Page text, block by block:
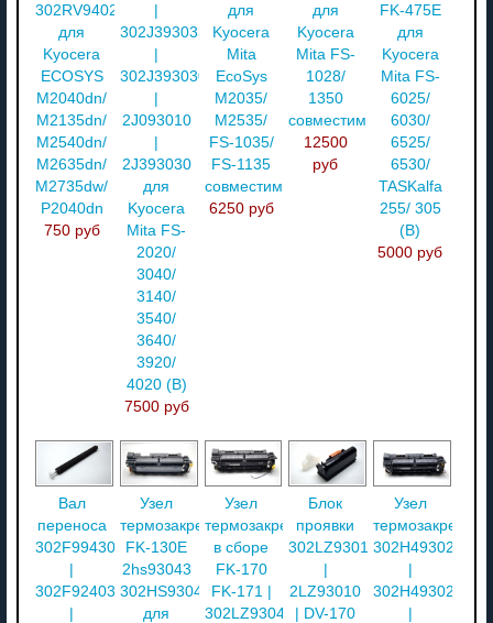
302RV94020
для
Kyocera
ECOSYS
M2040dn/
M2135dn/
M2540dn/
M2635dn/
M2735dw/
P2040dn
750 руб
302J393033
302J393030
2J093010
2J393030
для
Kyocera
Mita FS-
2020/
3040/
3140/
3540/
3640/
3920/
4020 (В)
7500 руб
для
Kyocera
Mita
EcoSys
M2035/
M2535/
FS-1035/
FS-1135
совместимый
6250 руб
для
Kyocera
Mita FS-
1028/
1350
совместимый
12500
руб
FK-475E
для
Kyocera
Mita FS-
6025/
6030/
6525/
6530/
TASKalfa
255/ 305
(В)
5000 руб
Вал
переноса
302F994300
|
302F924030
|
Узел
термозакрепления
FK-130E
2hs93043
302HS93043
для
Узел
термозакрепления
в сборе
FK-170
FK-171 |
302LZ93041
Блок
проявки
302LZ93010
|
2LZ93010
| DV-170
Узел
302H493023
|
302H493022
|